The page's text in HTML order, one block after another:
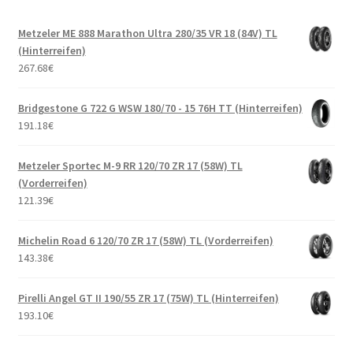
Metzeler ME 888 Marathon Ultra 280/35 VR 18 (84V) TL
(Hinterreifen)
267.68€
Bridgestone G 722 G WSW 180/70 - 15 76H TT (Hinterreifen)
191.18€
Metzeler Sportec M-9 RR 120/70 ZR 17 (58W) TL
(Vorderreifen)
121.39€
Michelin Road 6 120/70 ZR 17 (58W) TL (Vorderreifen)
143.38€
Pirelli Angel GT II 190/55 ZR 17 (75W) TL (Hinterreifen)
193.10€